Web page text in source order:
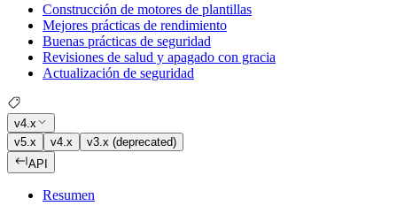
Construcción de motores de plantillas
Mejores prácticas de rendimiento
Buenas prácticas de seguridad
Revisiones de salud y apagado con gracia
Actualización de seguridad
v4.x
v5.x
v4.x
v3.x (deprecated)
API
Resumen